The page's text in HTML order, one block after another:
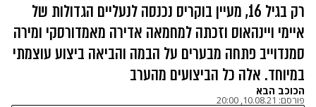
רק בגיל 16, מעיין בוקריס נכנסה לנעליים הגדולות של
איימי ויינהאוס וזכתה למחמאה אדירה מאמדורסקי ומירה
סמנדוייב פתחה מבערים על הבמה והביאה ביצוע עוצמתי
במיוחד. אלה כל הביצועים מהערב
הכוכב הבא
פורסם: 10.08.21, 20:00